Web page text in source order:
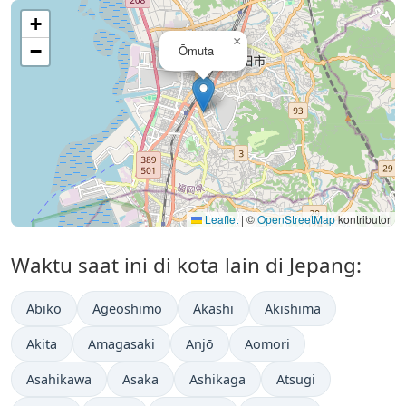
Ōmuta
×
+
−
Leaflet | ©OpenStreetMapkontributor
Waktu saat ini di kota lain di Jepang:
Abiko Ageoshimo Akashi Akishima
Akita Amagasaki Anjō Aomori
Asahikawa Asaka Ashikaga Atsugi